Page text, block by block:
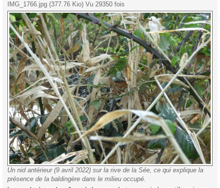
IMG_1766.jpg (377.76 Kio) Vu 29350 fois
Un nid antérieur (9 avril 2022) sur la rive de la Sée, ce qui explique la
présence de la baldingère dans le milieu occupé.